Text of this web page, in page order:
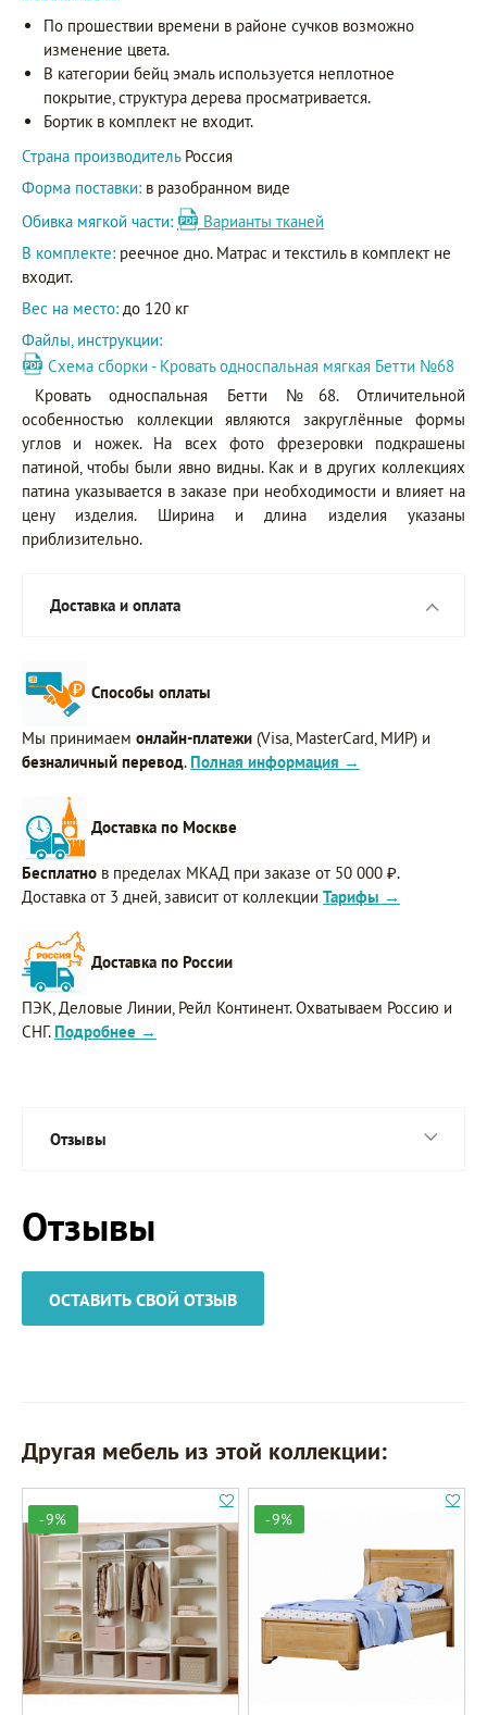
По прошествии времени в районе сучков возможно
изменение цвета.
В категории бейц эмаль используется неплотное
покрытие, структура дерева просматривается.
Бортик в комплект не входит.
Страна производитель Россия
Форма поставки: в разобранном виде
Обивка мягкой части:
Варианты тканей
В комплекте: реечное дно. Матрас и текстиль в комплект не
входит.
Вес на место: до 120 кг
Файлы, инструкции:
Схема сборки - Кровать односпальная мягкая Бетти №68
Кровать односпальная Бетти №68. Отличительной
особенностью коллекции являются закруглённые формы
углов и ножек. На всех фото фрезеровки подкрашены
патиной, чтобы были явно видны. Как и в других коллекциях
патина указывается в заказе при необходимости и влияет на
цену изделия. Ширина и длина изделия указаны
приблизительно.
Доставка и оплата
Способы оплаты
Мы принимаем онлайн-платежи (Visa, MasterCard, МИР) и
безналичный перевод. Полная информация →
Доставка по Москве
Бесплатно в пределах МКАД при заказе от 50 000 ₽.
Доставка от 3 дней, зависит от коллекции Тарифы →
Доставка по России
ПЭК, Деловые Линии, Рейл Континент. Охватываем Россию и
СНГ. Подробнее →
Отзывы
Отзывы
ОСТАВИТЬ СВОЙ ОТЗЫВ
Другая мебель из этой коллекции:
-9% -9%